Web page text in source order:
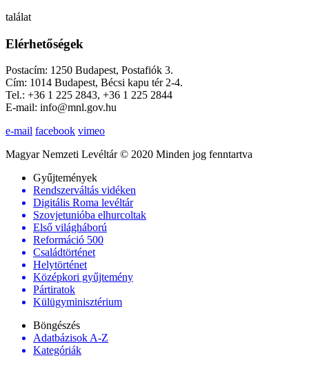
találat
Elérhetőségek
Postacím: 1250 Budapest, Postafiók 3.
Cím: 1014 Budapest, Bécsi kapu tér 2-4.
Tel.: +36 1 225 2843, +36 1 225 2844
E-mail: info@mnl.gov.hu
e-mail facebook vimeo
Magyar Nemzeti Levéltár © 2020 Minden jog fenntartva
Gyűjtemények
Rendszerváltás vidéken
Digitális Roma levéltár
Szovjetunióba elhurcoltak
Első világháború
Reformáció 500
Családtörténet
Helytörténet
Középkori gyűjtemény
Pártiratok
Külügyminisztérium
Böngészés
Adatbázisok A-Z
Kategóriák